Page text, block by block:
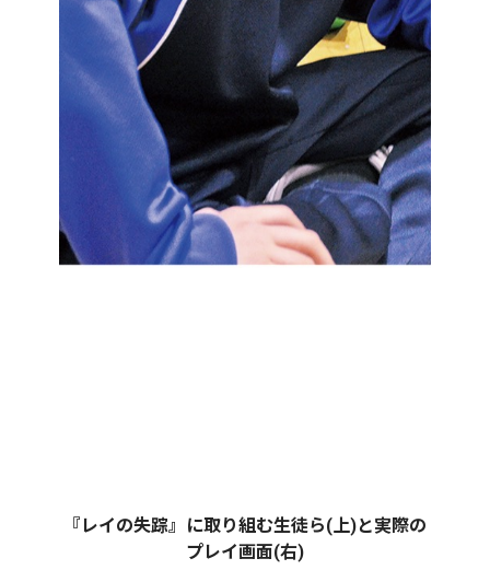
『レイの失踪』に取り組む生徒ら(上)と実際の
プレイ画面(右)